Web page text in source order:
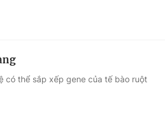
có thể sắp xếp gene của tế bào ruột